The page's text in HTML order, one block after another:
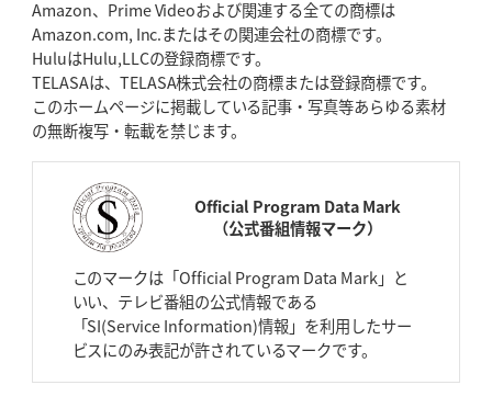
Amazon、Prime Videoおよび関連する全ての商標は
Amazon.com, Inc.またはその関連会社の商標です。
HuluはHulu,LLCの登録商標です。
TELASAは、TELASA株式会社の商標または登録商標です。
このホームページに掲載している記事・写真等あらゆる素材
の無断複写・転載を禁じます。
Official Program Data Mark
（公式番組情報マーク）
このマークは「Official Program Data Mark」と
いい、テレビ番組の公式情報である
「SI(Service Information)情報」を利用したサー
ビスにのみ表記が許されているマークです。